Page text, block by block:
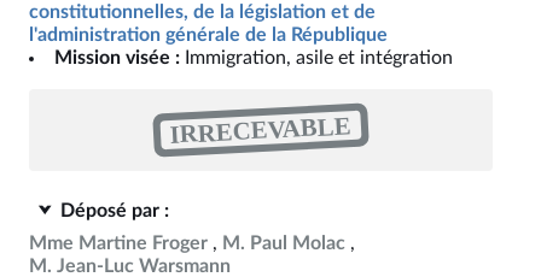
constitutionnelles, de la législation et de
l'administration générale de la République
Mission visée : Immigration, asile et intégration
IRRECEVABLE
Déposé par :
Mme Martine Froger
M. Paul Molac
M. Jean-Luc Warsmann